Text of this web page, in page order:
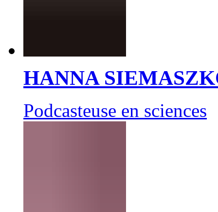
HANNA
Podcasteuse en sciences